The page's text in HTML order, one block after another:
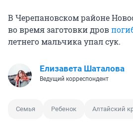
В Черепановском районе
во время заготовки дров
летнего мальчика упал сук.
Елизавета Шаталова
Ведущий корреспондент
Семья Ребенок Алтайский